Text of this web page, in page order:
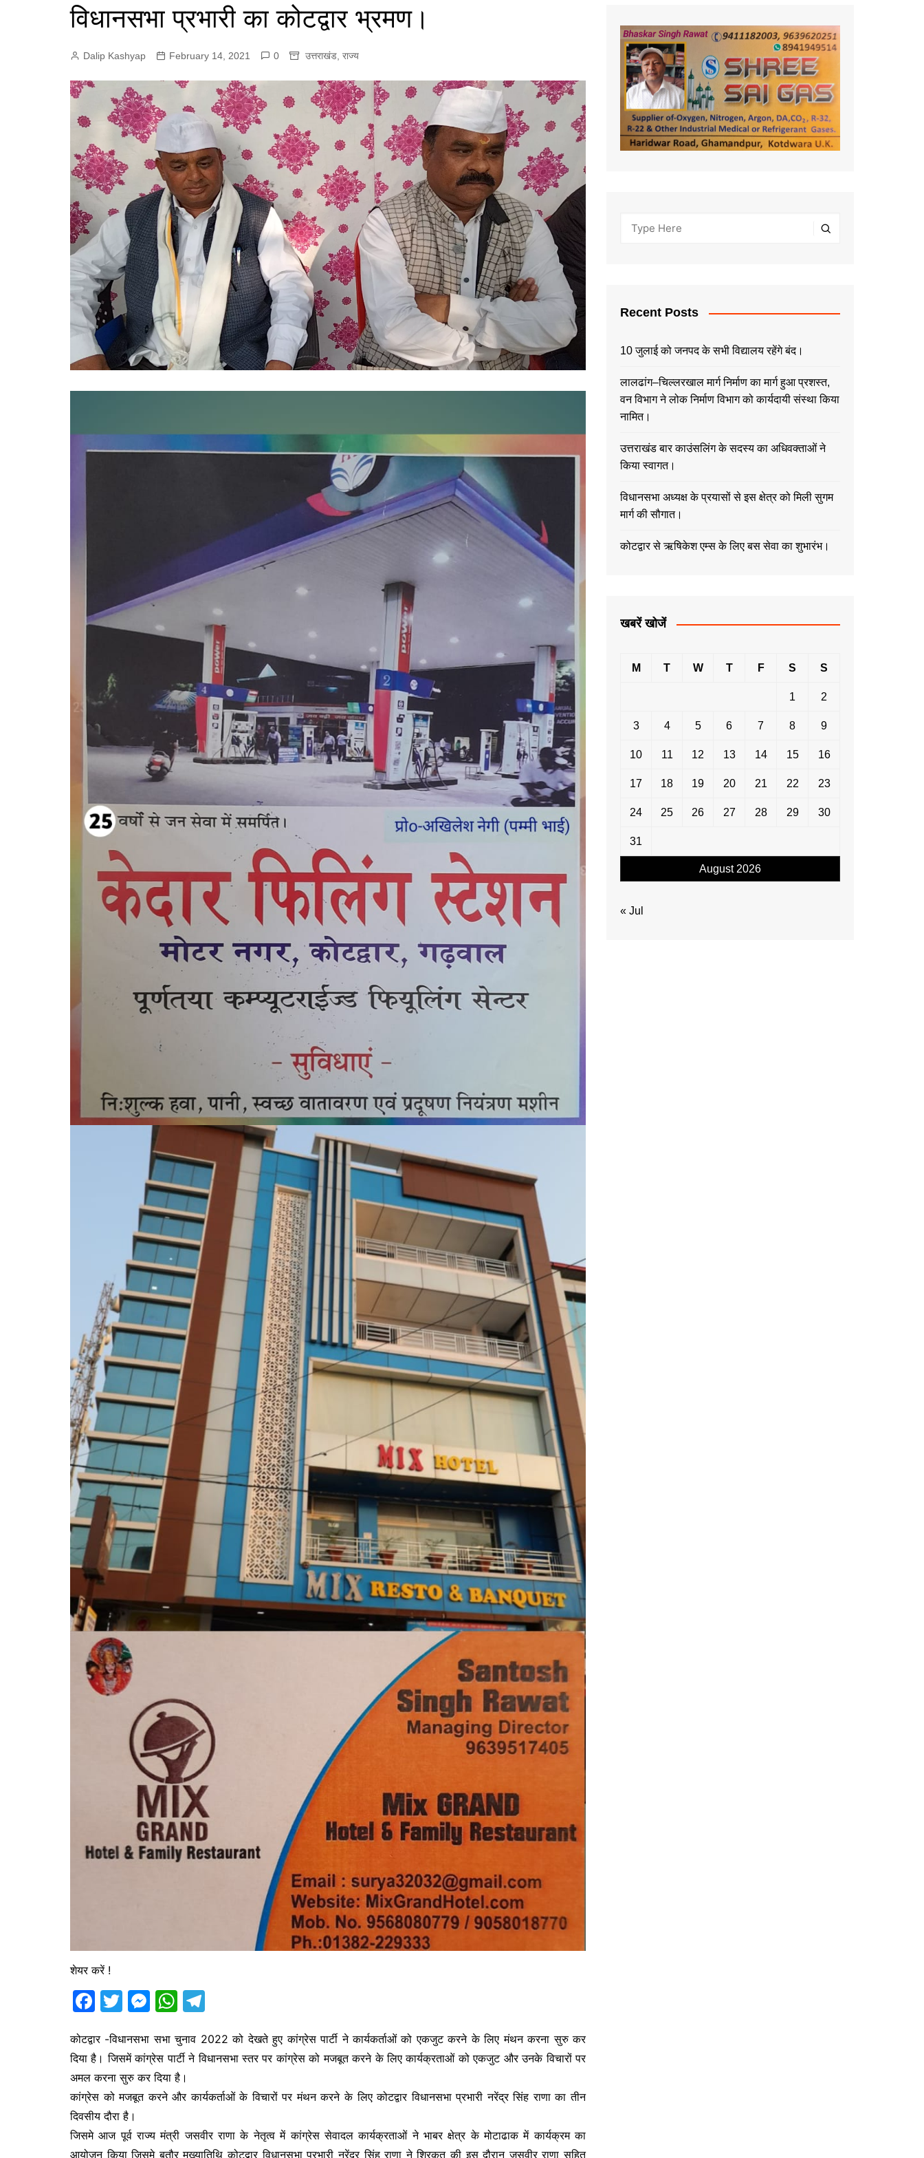
विधानसभा प्रभारी का कोटद्वार भ्रमण।
Dalip Kashyap February 14, 2021 0 उत्तराखंड राज्य
शेयर करें !
F
c
e
b
o
o
T
itt
er
M
s
s
e
g
W
at
s
A
p
e
gr
a
कोटद्वार -विधानसभा सभा चुनाव 2022 को देखते हुए कांग्रेस पार्टी ने कार्यकर्ताओं को एकजुट करने के लिए मंथन करना सुरु कर
दिया है। जिसमें कांग्रेस पार्टी ने विधानसभा स्तर पर कांग्रेस को मजबूत करने के लिए कार्यक्रताओं को एकजुट और उनके विचारों पर
अमल करना सुरु कर दिया है।
कांग्रेस को मजबूत करने और कार्यकर्ताओं के विचारों पर मंथन करने के लिए कोटद्वार विधानसभा प्रभारी नरेंद्र सिंह राणा का तीन
दिवसीय दौरा है।
जिसमे आज पूर्व राज्य मंत्री जसवीर राणा के नेतृत्व में कांग्रेस सेवादल कार्यक्रताओं ने भाबर क्षेत्र के मोटाढाक में कार्यक्रम का
आयोजन किया जिसमे बतौर मुख्यातिथि कोटद्वार विधानसभा प्रभारी नरेंद्र सिंह राणा ने शिरकत की इस दौरान जसवीर राणा सहित
Recent Posts
10 जुलाई को जनपद के सभी विद्यालय रहेंगे बंद।
लालढांग–चिल्लरखाल मार्ग निर्माण का मार्ग हुआ प्रशस्त,
वन विभाग ने लोक निर्माण विभाग को कार्यदायी संस्था किया
नामित।
उत्तराखंड बार काउंसलिंग के सदस्य का अधिवक्ताओं ने
किया स्वागत।
विधानसभा अध्यक्ष के प्रयासों से इस क्षेत्र को मिली सुगम
मार्ग की सौगात।
कोटद्वार से ऋषिकेश एम्स के लिए बस सेवा का शुभारंभ।
खबरें खोजें
August 2026
M T W T F S S
1 2
3 4 5 6 7 8 9
10 11 12 13 14 15 16
17 18 19 20 21 22 23
24 25 26 27 28 29 30
31
« Jul